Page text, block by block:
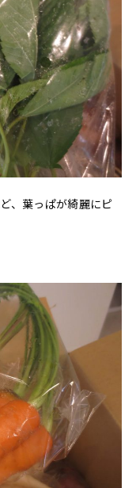
、葉っぱが綺麗にピ